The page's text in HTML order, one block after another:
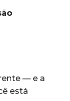
— e a
está